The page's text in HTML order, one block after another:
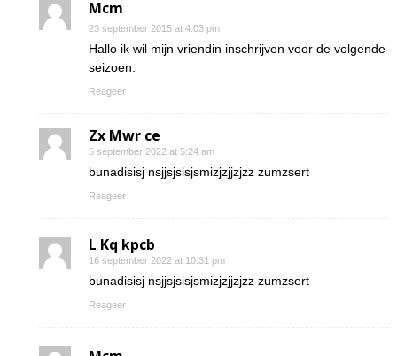
Mcm
23 september 2015 at 4:03 pm
Hallo ik wil mijn vriendin inschrijven voor de volgende
seizoen.
Reageer
Zx Mwr ce
5 september 2022 at 5:24 am
bunadisisj nsjjsjsisjsmizjzjjzjzz zumzsert
Reageer
L Kq kpcb
16 september 2022 at 10:31 pm
bunadisisj nsjjsjsisjsmizjzjjzjzz zumzsert
Reageer